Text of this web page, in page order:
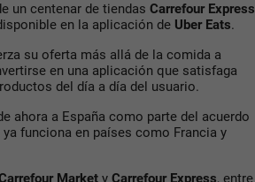
un centenar de tiendas Carrefour Express
en la aplicación de Uber Eats.
su oferta más allá de la comida a
en una aplicación que satisfaga
del día a día del usuario.
ahora a España como parte del acuerdo
funciona en países como Francia y